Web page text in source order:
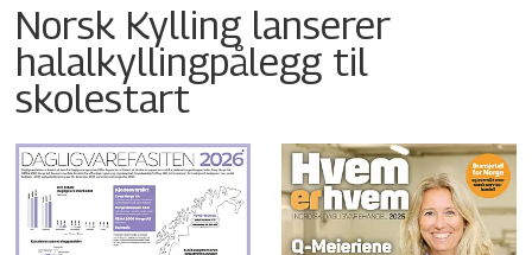
Norsk Kylling lanserer
halalkyllingpålegg til
skolestart